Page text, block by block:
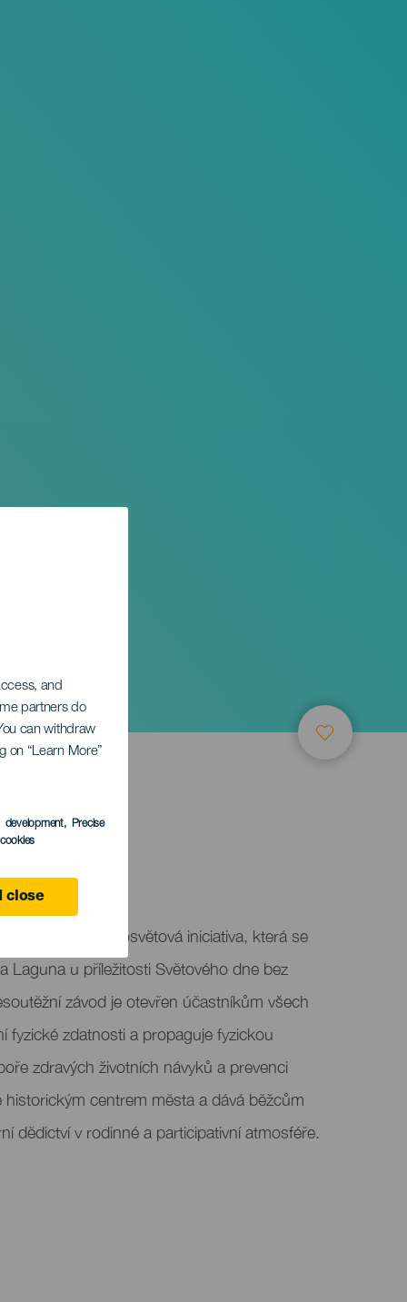
and
partners do
can withdraw
on “Learn More”
development, Precise
close
je sportovní a osvětová iniciativa, která se
Laguna u příležitosti Světového dne bez
závod je otevřen účastníkům všech
fyzické zdatnosti a propaguje fyzickou
zdravých životních návyků a prevenci
historickým centrem města a dává běžcům
dědictví v rodinné a participativní atmosféře.